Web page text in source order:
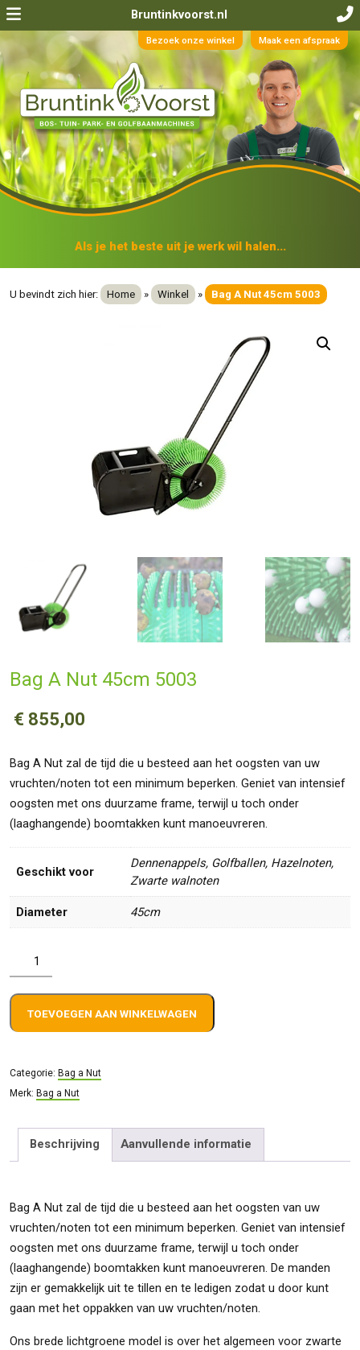
Bruntinkvoorst.nl
Bezoek onze winkel Maak een afspraak
Als je het beste uit je werk wil halen...
U bevindt zich hier: Home » Winkel » Bag A Nut 45cm 5003
Bag A Nut 45cm 5003
€ 855,00
Bag A Nut zal de tijd die u besteed aan het oogsten van uw
vruchten/noten tot een minimum beperken. Geniet van intensief
oogsten met ons duurzame frame, terwijl u toch onder
(laaghangende) boomtakken kunt manoeuvreren.
Geschikt voor
Dennenappels, Golfballen, Hazelnoten,
Zwarte walnoten
Diameter 45cm
A
Nut
45cm
5003
TOEVOEGEN AAN WINKELWAGEN
Categorie: Bag a Nut
Merk: Bag a Nut
Beschrijving Aanvullende informatie
Bag A Nut zal de tijd die u besteed aan het oogsten van uw
vruchten/noten tot een minimum beperken. Geniet van intensief
oogsten met ons duurzame frame, terwijl u toch onder
(laaghangende) boomtakken kunt manoeuvreren. De manden
zijn er gemakkelijk uit te tillen en te ledigen zodat u door kunt
gaan met het oppakken van uw vruchten/noten.
Ons brede lichtgroene model is over het algemeen voor zwarte